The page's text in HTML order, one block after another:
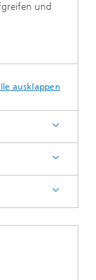
und
ausklappen